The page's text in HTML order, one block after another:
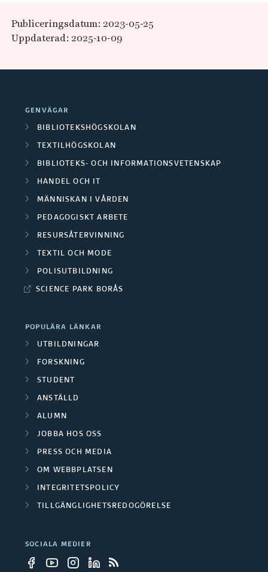
Publiceringsdatum: 2023-05-25
Uppdaterad: 2025-10-09
GENVÄGAR
BIBLIOTEKSHÖGSKOLAN
TEXTILHÖGSKOLAN
BIBLIOTEKS- OCH INFORMATIONSVETENSKAP
HANDEL OCH IT
MÄNNISKAN I VÅRDEN
PEDAGOGISKT ARBETE
RESURSÅTERVINNING
TEXTIL OCH MODE
POLISUTBILDNING
SCIENCE PARK BORÅS
POPULÄRA LÄNKAR
UTBILDNINGAR
FORSKNING
STUDENT
ANSTÄLLD
ALUMN
JOBBA HOS OSS
PRESS OCH MEDIA
OM WEBBPLATSEN
INTEGRITETSPOLICY
TILLGÄNGLIGHETSREDOGÖRELSE
SOCIALA MEDIER